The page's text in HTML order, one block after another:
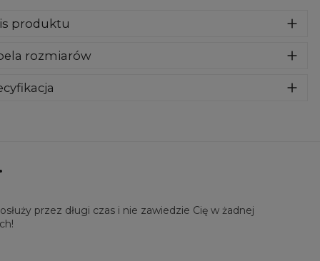
produktu
z wysokiej jakości nadrukiem z przodu i z tyłu.
Trwałe, wzmocnione szwy są kolorowe, aby zachować
rozmiarów
przez długi czas i nie zawiedzie Cię w żadnej